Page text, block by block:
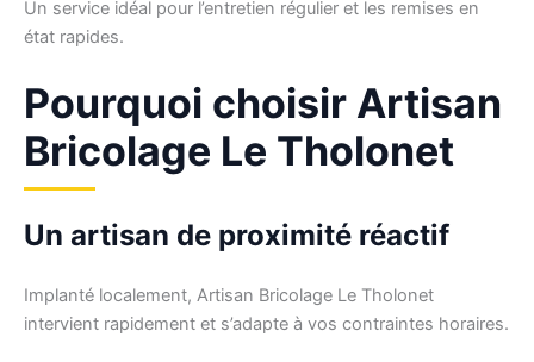
Un service idéal pour l’entretien régulier et les remises en
état rapides.
Pourquoi choisir Artisan
Bricolage Le Tholonet
Un artisan de proximité réactif
Implanté localement, Artisan Bricolage Le Tholonet
intervient rapidement et s’adapte à vos contraintes horaires.